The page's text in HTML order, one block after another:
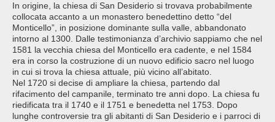
In origine, la chiesa di San Desiderio si trovava probabilmente
collocata accanto a un monastero benedettino detto “del
Monticello”, in posizione dominante sulla valle, abbandonato
intorno al 1300. Dalle testimonianza d’archivio sappiamo che nel
1581 la vecchia chiesa del Monticello era cadente, e nel 1584
era in corso la costruzione di un nuovo edificio sacro nel luogo
in cui si trova la chiesa attuale, più vicino all’abitato.
Nel 1720 si decise di ampliare la chiesa, partendo dal
rifacimento del campanile, terminato tre anni dopo. La chiesa fu
riedificata tra il 1740 e il 1751 e benedetta nel 1753. Dopo
lunghe controversie tra gli abitanti di San Desiderio e i parroci di